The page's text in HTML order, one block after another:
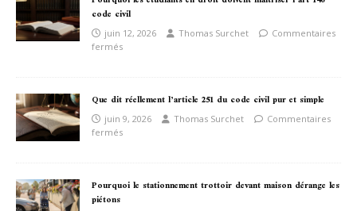
code civil
juin 12, 2026 Thomas Surchet
Commentaires
fermés
Que dit réellement l’article 251 du code civil pur et simple
juin 9, 2026 Thomas Surchet
Commentaires
fermés
Pourquoi le stationnement trottoir devant maison dérange les
piétons